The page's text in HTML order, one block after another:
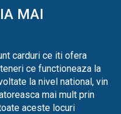
MAI
carduri ce iti ofera
ce functioneaza la
la nivel national, vin
mai mult prin
aceste locuri